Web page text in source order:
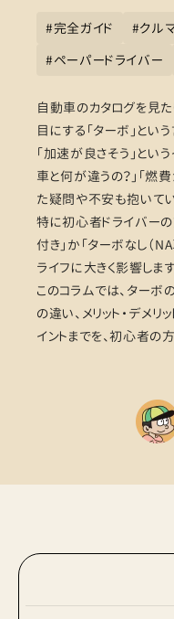
#完全ガイド #クル
#ペーパードライバー
自動車のカタログを見
目にする「ターボ」とい
「加速が良さそう」とい
車と何が違うの？」「燃
た疑問や不安も抱いて
特に初心者ドライバー
付き」か「ターボなし（
ライフに大きく影響します
このコラムでは、ター
の違い、メリット・デメ
イントまでを、初心者の